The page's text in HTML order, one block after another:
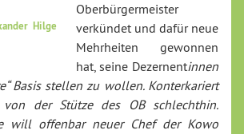
Hilge
Oberbürgermeister
verkündet und dafür neue
Mehrheiten gewonnen
hat, seine Dezernentinnen
Basis stellen zu wollen. Konterkariert
der Stütze des OB schlechthin.
will offenbar neuer Chef der Kowo